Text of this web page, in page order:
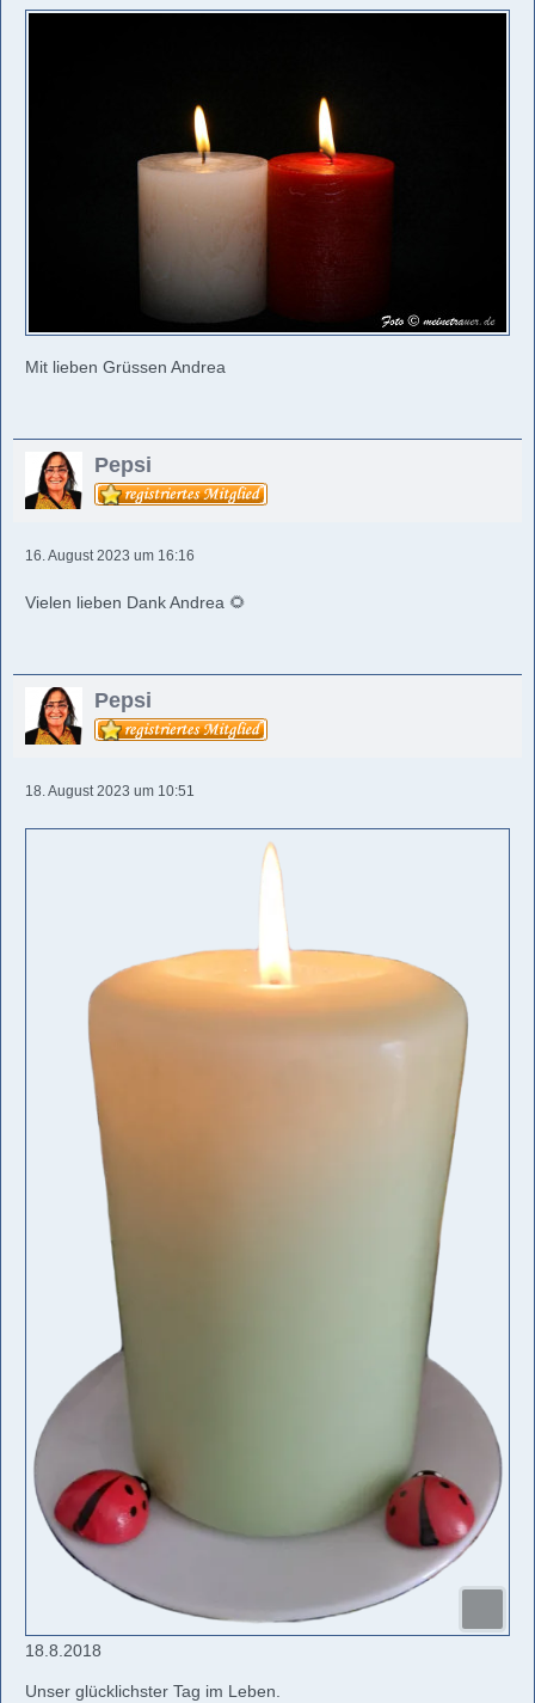
Mit lieben Grüssen Andrea
Pepsi
16. August 2023 um 16:16
Vielen lieben Dank Andrea 🌻
Pepsi
18. August 2023 um 10:51
18.8.2018
Unser glücklichster Tag im Leben.